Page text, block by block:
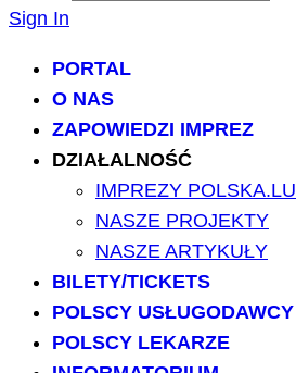
Sign In
PORTAL
O NAS
ZAPOWIEDZI IMPREZ
DZIAŁALNOŚĆ
IMPREZY POLSKA.LU
NASZE PROJEKTY
NASZE ARTYKUŁY
BILETY/TICKETS
POLSCY USŁUGODAWCY
POLSCY LEKARZE